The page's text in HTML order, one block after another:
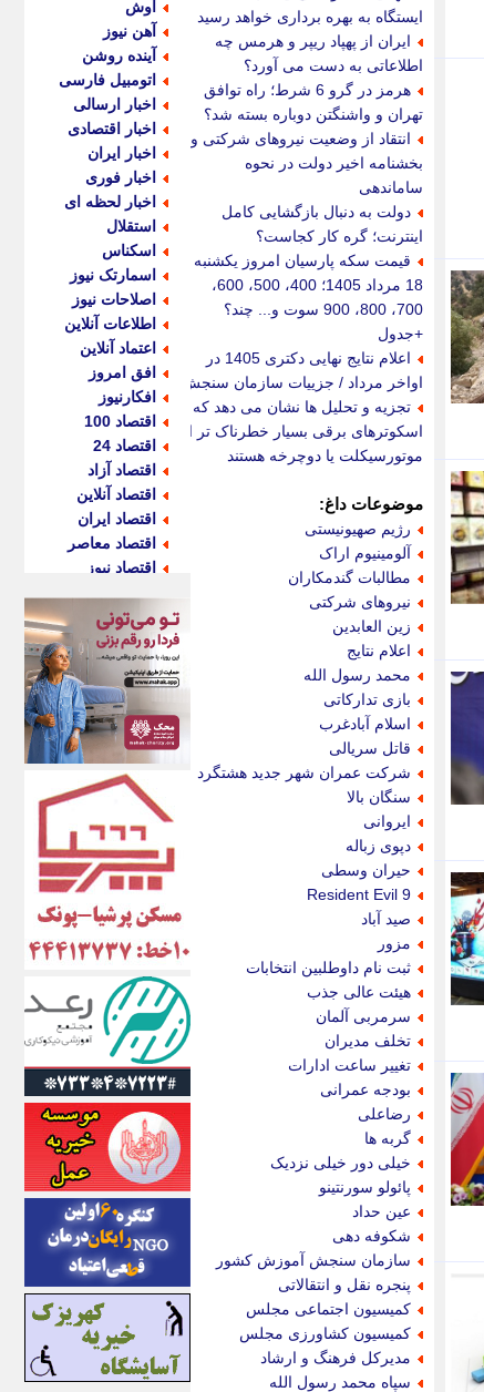
ایستگاه به بهره برداری خواهد رسید
ایران از پهپاد ریپر و هرمس چه
اطلاعاتی به دست می آورد؟
هرمز در گرو 6 شرط؛ راه توافق
تهران و واشنگتن دوباره بسته شد؟
انتقاد از وضعیت نیروهای شرکتی و
بخشنامه اخیر دولت در نحوه
ساماندهی
دولت به دنبال بازگشایی کامل
اینترنت؛ گره کار کجاست؟
قیمت سکه پارسیان امروز یکشنبه
18 مرداد 1405؛ 400، 500، 600،
700، 800، 900 سوت و... چند؟
+جدول
اعلام نتایج نهایی دکتری 1405 در
اواخر مرداد / جزییات سازمان سنجش
تجزیه و تحلیل ها نشان می دهد که
اسکوترهای برقی بسیار خطرناک تر از
موتورسیکلت یا دوچرخه هستند
موضوعات داغ:
رژیم صهیونیستی
آلومینیوم اراک
مطالبات گندمکاران
نیروهای شرکتی
زین العابدین
اعلام نتایج
محمد رسول الله
بازی تدارکاتی
اسلام آبادغرب
قاتل سریالی
شرکت عمران شهر جدید هشتگرد
سنگان بالا
ایروانی
دپوی زباله
حیران وسطی
Resident Evil 9
صید آباد
مزور
ثبت نام داوطلبین انتخابات
هیئت عالی جذب
سرمربی آلمان
تخلف مدیران
تغییر ساعت ادارات
بودجه عمرانی
رضاعلی
گربه ها
خیلی دور خیلی نزدیک
پائولو سورنتینو
عین حداد
شکوفه دهی
سازمان سنجش آموزش کشور
پنجره نقل و انتقالاتی
کمیسیون اجتماعی مجلس
کمیسیون کشاورزی مجلس
مدیرکل فرهنگ و ارشاد
سپاه محمد رسول الله
آوش
آهن نیوز
آینده روشن
اتومبیل فارسی
اخبار ارسالی
اخبار اقتصادی
اخبار ایران
اخبار فوری
اخبار لحظه ای
استقلال
اسکناس
اسمارتک نیوز
اصلاحات نیوز
اطلاعات آنلاین
اعتماد آنلاین
افق امروز
افکارنیوز
اقتصاد 100
اقتصاد 24
اقتصاد آزاد
اقتصاد آنلاین
اقتصاد ایران
اقتصاد معاصر
اقتصاد نیوز
اکوفارس
اکونگار
اکونیوز
الف
انتشار آنلاین
اندیشه قرن
اندیشه معاصر
اندیشه ها
انرژی پرس
ای استخدام
ایتنا
ایراف
ایران آرت
ایران آنلاین
ایران زندگی
ایران فوری
ایرانی روز
ایرانیتال
ایرنا
ایسکانیوز
ایسنا
ایکنا
ایلنا
اینتیتر
ایونا نیوز
بازتاب آنلاین
باشگاه خبرنگاران
باغستان نیوز
بامبوک
ببین و بخون
بدینسان
بنکر